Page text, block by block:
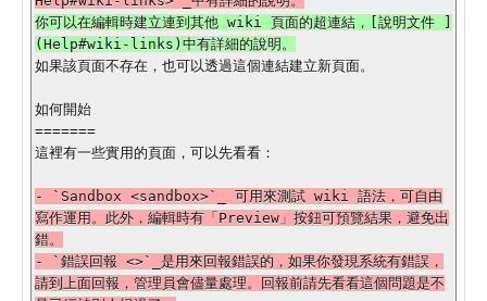
你可以在編輯時建立連到其他 wiki 頁面的超連結，[說明文件 ]
如果該頁面不存在，也可以透過這個連結建立新頁面。
如何開始
=======
這裡有一些實用的頁面，可以先看看：
- `Sandbox <sandbox>`_ 可用來測試 wiki 語法，可自由
寫作運用。此外，編輯時有「Preview」按鈕可預覽結果，避免出
錯。
- `錯誤回報 <>`_是用來回報錯誤的，如果你發現系統有錯誤，
請到上面回報，管理員會儘量處理。回報前請先看看這個問題是不